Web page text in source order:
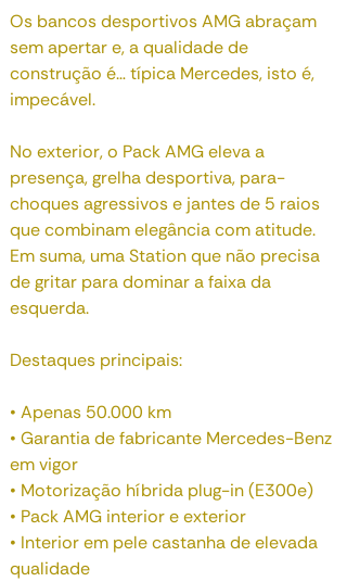
Os bancos desportivos AMG abraçam
sem apertar e, a qualidade de
construção é… típica Mercedes, isto é,
impecável.
No exterior, o Pack AMG eleva a
presença, grelha desportiva, para-
choques agressivos e jantes de 5 raios
que combinam elegância com atitude.
Em suma, uma Station que não precisa
de gritar para dominar a faixa da
esquerda.
Destaques principais:
• Apenas 50.000 km
• Garantia de fabricante Mercedes-Benz
em vigor
• Motorização híbrida plug-in (E300e)
• Pack AMG interior e exterior
• Interior em pele castanha de elevada
qualidade